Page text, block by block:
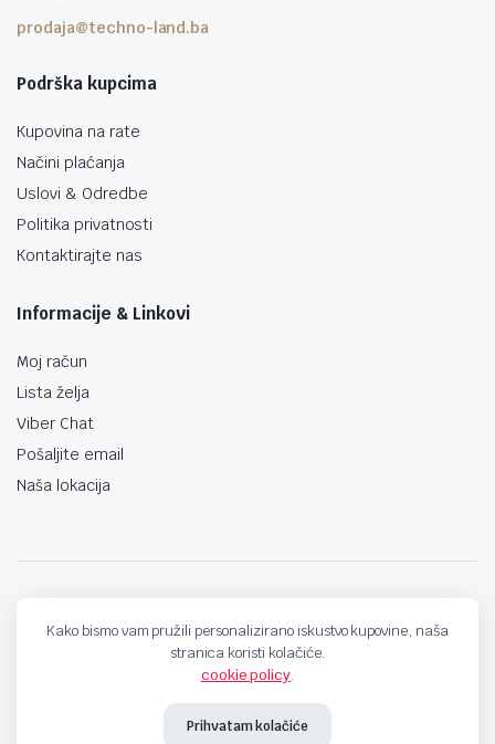
prodaja@techno-land.ba
Podrška kupcima
Kupovina na rate
Načini plaćanja
Uslovi & Odredbe
Politika privatnosti
Kontaktirajte nas
Informacije & Linkovi
Moj račun
Lista želja
Viber Chat
Pošaljite email
Naša lokacija
Kako bismo vam pružili personalizirano iskustvo kupovine, naša
stranica koristi kolačiće.
cookie policy.
Prihvatam kolačiće